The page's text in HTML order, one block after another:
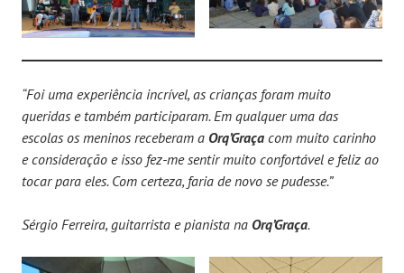
“Foi uma experiência incrível, as crianças foram muito
queridas e também participaram. Em qualquer uma das
escolas os meninos receberam a Orq’Graça com muito carinho
e consideração e isso fez-me sentir muito confortável e feliz ao
tocar para eles. Com certeza, faria de novo se pudesse.”
Sérgio Ferreira, guitarrista e pianista na Orq’Graça.